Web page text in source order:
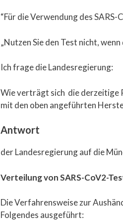
“Für die Verwendung des
„Nutzen Sie den Test nicht,
Ich frage die Landesregierung:
Wie verträgt sich die derzeitige
mit den oben angeführten
Antwort
der Landesregierung auf die
Verteilung von SARS-CoV2-
Die Verfahrensweise zur
Folgendes ausgeführt: